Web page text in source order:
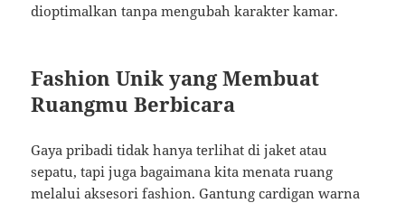
dioptimalkan tanpa mengubah karakter kamar.
Fashion Unik yang Membuat
Ruangmu Berbicara
Gaya pribadi tidak hanya terlihat di jaket atau
sepatu, tapi juga bagaimana kita menata ruang
melalui aksesori fashion. Gantung cardigan warna